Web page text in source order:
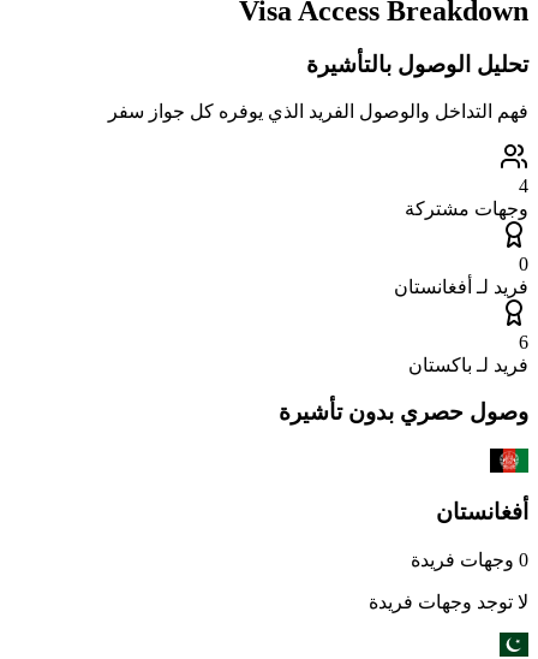
Visa Access Breakdown
تحليل الوصول بالتأشيرة
فهم التداخل والوصول الفريد الذي يوفره كل جواز سفر
4
وجهات مشتركة
0
فريد لـ أفغانستان
6
فريد لـ باكستان
وصول حصري بدون تأشيرة
أفغانستان
0 وجهات فريدة
لا توجد وجهات فريدة